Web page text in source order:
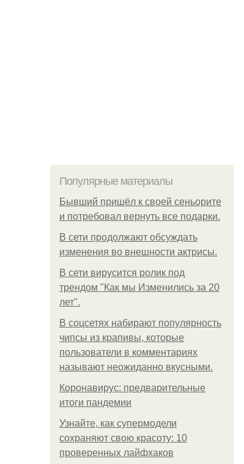
Популярные материалы
Бывший пришёл к своей сеньорите
и потребовал вернуть все подарки.
В сети продолжают обсуждать
изменения во внешности актрисы.
В сети вирусится ролик под
трендом "Как мы Изменились за 20
лет".
В соцсетях набирают популярность
чипсы из крапивы, которые
пользователи в комментариях
называют неожиданно вкусными.
Коронавирус: предварительные
итоги пандемии
Узнайте, как супермодели
сохраняют свою красоту: 10
проверенных лайфхаков